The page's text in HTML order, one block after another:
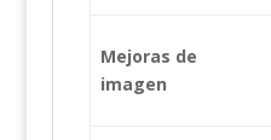
Mejoras de
imagen